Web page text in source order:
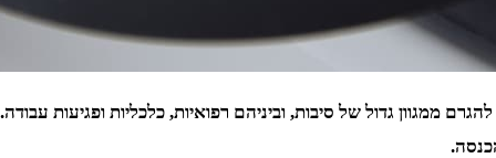
ממגוון גדול של סיבות, וביניהם רפואיות, כלכליות ופגיעות